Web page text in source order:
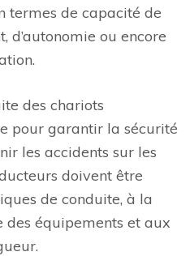
termes de capacité de
d’autonomie ou encore
des chariots
pour garantir la sécurité
les accidents sur les
doivent être
de conduite, à la
équipements et aux